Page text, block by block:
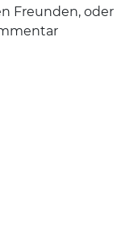
Freunden, oder